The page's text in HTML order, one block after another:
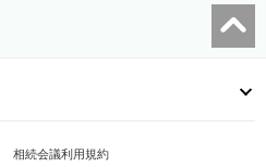
相続会議利用規約